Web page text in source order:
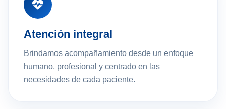
Atención integral
Brindamos acompañamiento desde un enfoque
humano, profesional y centrado en las
necesidades de cada paciente.